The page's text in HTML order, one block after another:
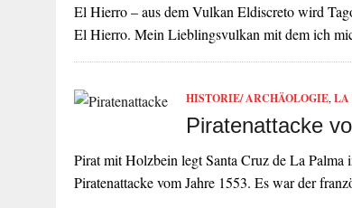
El Hierro – aus dem Vulkan Eldiscreto wird
El Hierro. Mein Lieblingsvulkan mit dem ich
HISTORIE/ ARCHÄOLOGIE, LA
Piratenattacke
Pirat mit Holzbein legt Santa Cruz de La
Piratenattacke vom Jahre 1553. Es war der